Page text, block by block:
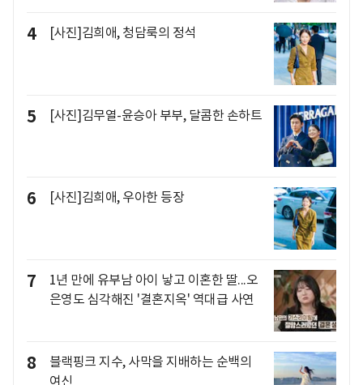
4 [사진]김희애, 청담룩의 정석
5 [사진]김무열-윤승아 부부, 달콤한 손하트
6 [사진]김희애, 우아한 등장
7
1년 만에 유부남 아이 낳고 이혼한 딸...오
은영도 심각해진 '결혼지옥' 역대급 사연
8
블랙핑크 지수, 사막을 지배하는 순백의
여신